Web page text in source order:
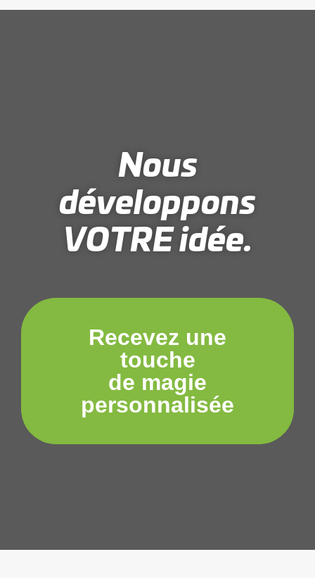
Nous
développons
VOTRE idée.
Recevez une
touche
de magie
personnalisée